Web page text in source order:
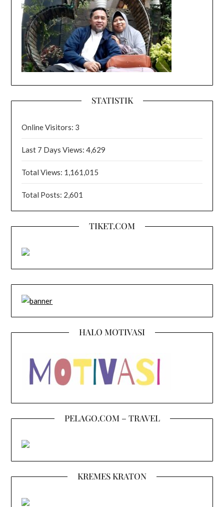
STATISTIK
Online Visitors: 3
Last 7 Days Views:4,629
Total Views: 1,161,015
Total Posts: 2,601
TIKET.COM
HALO MOTIVASI
PELAGO.COM – TRAVEL
KREMES KRATON